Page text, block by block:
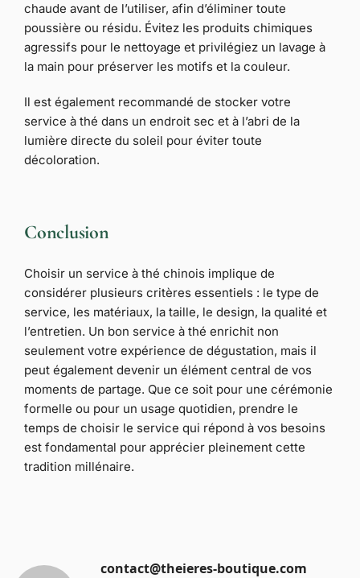
chaude avant de l’utiliser, afin d’éliminer toute
poussière ou résidu. Évitez les produits chimiques
agressifs pour le nettoyage et privilégiez un lavage à
la main pour préserver les motifs et la couleur.
Il est également recommandé de stocker votre
service à thé dans un endroit sec et à l’abri de la
lumière directe du soleil pour éviter toute
décoloration.
Conclusion
Choisir un service à thé chinois implique de
considérer plusieurs critères essentiels : le type de
service, les matériaux, la taille, le design, la qualité et
l’entretien. Un bon service à thé enrichit non
seulement votre expérience de dégustation, mais il
peut également devenir un élément central de vos
moments de partage. Que ce soit pour une cérémonie
formelle ou pour un usage quotidien, prendre le
temps de choisir le service qui répond à vos besoins
est fondamental pour apprécier pleinement cette
tradition millénaire.
contact@theieres-boutique.com